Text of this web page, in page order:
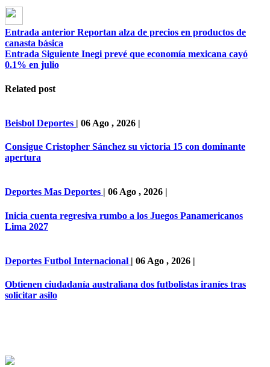
Entrada anterior Reportan alza de precios en productos de
canasta básica
Entrada Siguiente Inegi prevé que economía mexicana cayó
0.1% en julio
Related post
Beisbol Deportes | 06 Ago , 2026 |
Consigue Cristopher Sánchez su victoria 15 con dominante
apertura
Deportes Mas Deportes | 06 Ago , 2026 |
Inicia cuenta regresiva rumbo a los Juegos Panamericanos
Lima 2027
Deportes Futbol Internacional | 06 Ago , 2026 |
Obtienen ciudadanía australiana dos futbolistas iraníes tras
solicitar asilo